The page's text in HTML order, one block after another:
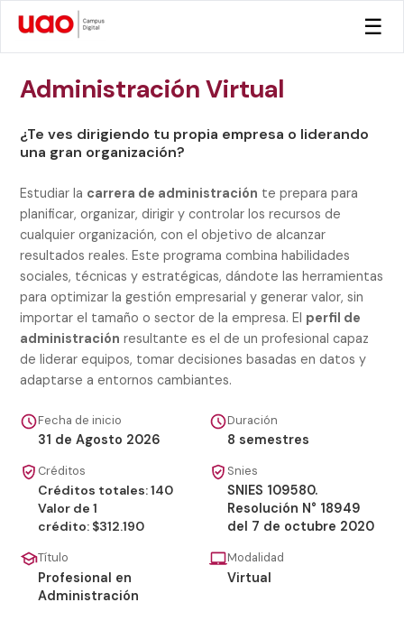
☰
Administración Virtual
¿Te ves dirigiendo tu propia empresa o liderando
una gran organización?
Estudiar la carrera de administración te prepara para
planificar, organizar, dirigir y controlar los recursos de
cualquier organización, con el objetivo de alcanzar
resultados reales. Este programa combina habilidades
sociales, técnicas y estratégicas, dándote las herramientas
para optimizar la gestión empresarial y generar valor, sin
importar el tamaño o sector de la empresa. El perfil de
administración resultante es el de un profesional capaz
de liderar equipos, tomar decisiones basadas en datos y
adaptarse a entornos cambiantes.
Fecha de inicio
31 de Agosto 2026
Duración
8 semestres
Créditos
Créditos totales: 140
Valor de 1
crédito: $312.190
Snies
SNIES 109580.
Resolución N° 18949
del 7 de octubre 2020
Título
Profesional en
Administración
Modalidad
Virtual